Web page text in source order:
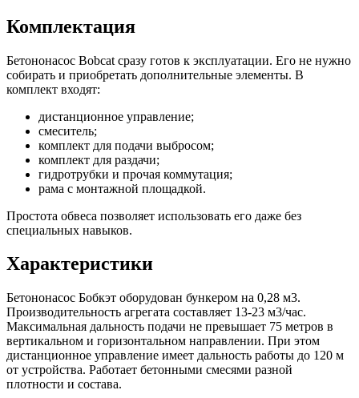
Комплектация
Бетононасос Bobcat сразу готов к эксплуатации. Его не нужно
собирать и приобретать дополнительные элементы. В
комплект входят:
дистанционное управление;
смеситель;
комплект для подачи выбросом;
комплект для раздачи;
гидротрубки и прочая коммутация;
рама с монтажной площадкой.
Простота обвеса позволяет использовать его даже без
специальных навыков.
Характеристики
Бетононасос Бобкэт оборудован бункером на 0,28 м3.
Производительность агрегата составляет 13-23 м3/час.
Максимальная дальность подачи не превышает 75 метров в
вертикальном и горизонтальном направлении. При этом
дистанционное управление имеет дальность работы до 120 м
от устройства. Работает бетонными смесями разной
плотности и состава.